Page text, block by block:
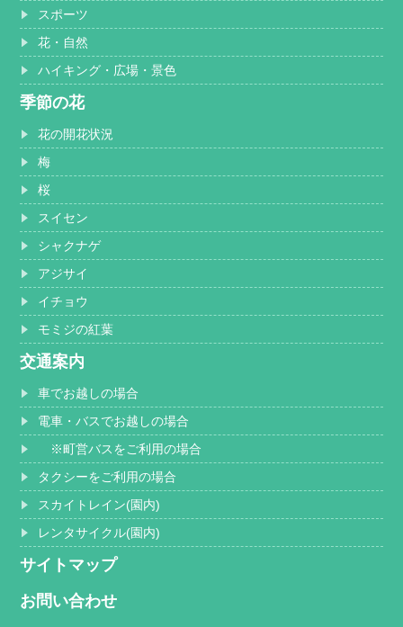
スポーツ
花・自然
ハイキング・広場・景色
季節の花
花の開花状況
梅
桜
スイセン
シャクナゲ
アジサイ
イチョウ
モミジの紅葉
交通案内
車でお越しの場合
電車・バスでお越しの場合
※町営バスをご利用の場合
タクシーをご利用の場合
スカイトレイン(園内)
レンタサイクル(園内)
サイトマップ
お問い合わせ